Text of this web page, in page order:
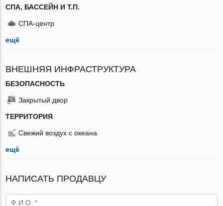
СПА, БАССЕЙН И Т.П.
СПА-центр
ещё
ВНЕШНЯЯ ИНФРАСТРУКТУРА
БЕЗОПАСНОСТЬ
Закрытый двор
ТЕРРИТОРИЯ
Свежий воздух с океана
ещё
НАПИСАТЬ ПРОДАВЦУ